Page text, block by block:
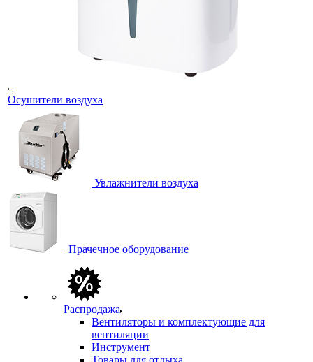
Осушители воздуха
Увлажнители воздуха
Прачечное оборудование
Распродажа
Вентиляторы и комплектующие для
вентиляции
Инструмент
Товары для отдыха